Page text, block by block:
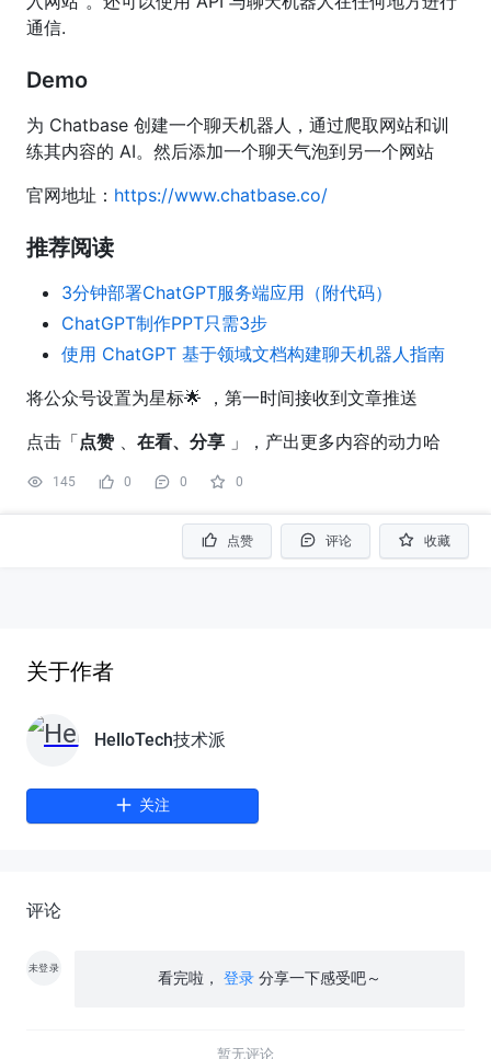
通信.
Demo
为 Chatbase 创建一个聊天机器人，通过爬取网站和训
练其内容的 AI。然后添加一个聊天气泡到另一个网站
官网地址： https://www.chatbase.co/
推荐阅读
3分钟部署ChatGPT服务端应用（附代码）
ChatGPT制作PPT只需3步
使用 ChatGPT 基于领域文档构建聊天机器人指南
将公众号设置为星标🌟 ，第一时间接收到文章推送
点击「点赞 在看、分享 」，产出更多内容的动力哈
145 0 0 0
点赞 评论 收藏
关于作者
HelloTech技术派
关注
评论
未登录
看完啦， 登录 分享一下感受吧～
暂无评论